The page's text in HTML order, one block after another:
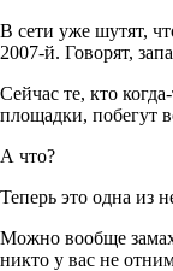
В сети уже шутят,
2007-й. Говорят,
Сейчас те, кто
площадки, побегут
А что?
Теперь это одна из
Можно вообще
никто у вас не